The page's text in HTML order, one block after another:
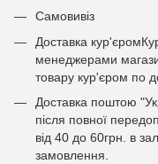
Самовивіз
Доставка
менеджерами
товару кур'єром по
Доставка поштою
після повної
від 40 до 60грн. в
замовлення.